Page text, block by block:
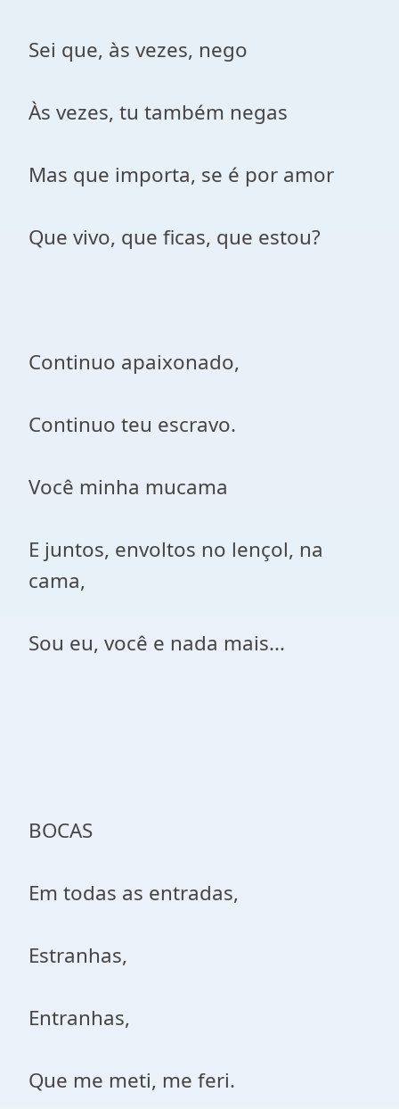
Sei que, às vezes, nego
Às vezes, tu também negas
Mas que importa, se é por amor
Que vivo, que ficas, que estou?
Continuo apaixonado,
Continuo teu escravo.
Você minha mucama
E juntos, envoltos no lençol, na
cama,
Sou eu, você e nada mais...
BOCAS
Em todas as entradas,
Estranhas,
Entranhas,
Que me meti, me feri.